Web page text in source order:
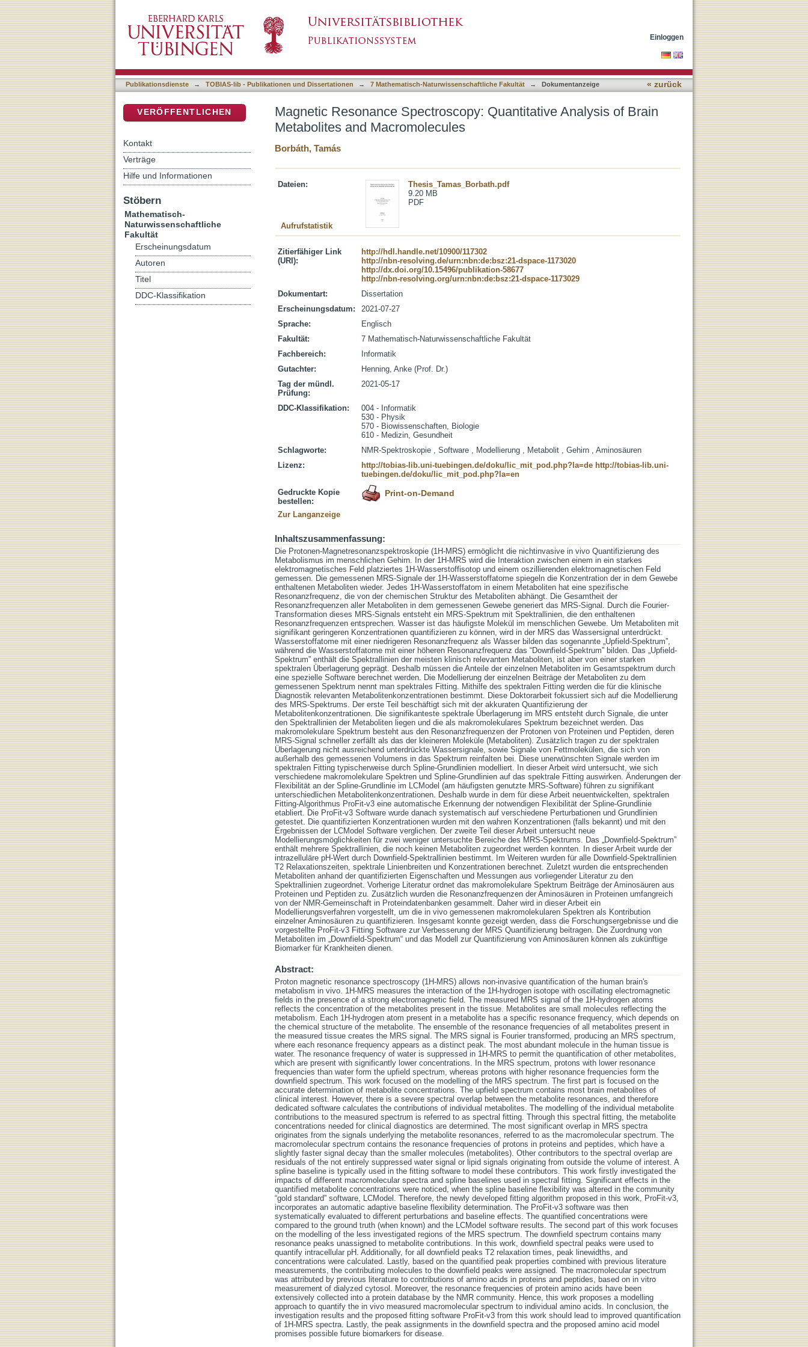
Macromolecules
Einloggen
Publikationsdienste → TOBIAS-lib - Publikationen und Dissertationen → 7 Mathematisch-Naturwissenschaftliche Fakultät → Dokumentanzeige « zurück
Magnetic Resonance Spectroscopy: Quantitative Analysis of Brain
Metabolites and Macromolecules
Borbáth, Tamás
Dateien:
Thesis_Tamas_Borbath.pdf
9.20 MB
PDF
Aufrufstatistik
Zitierfähiger Link
(URI):
http://hdl.handle.net/10900/117302
http://nbn-resolving.de/urn:nbn:de:bsz:21-dspace-1173020
http://dx.doi.org/10.15496/publikation-58677
http://nbn-resolving.org/urn:nbn:de:bsz:21-dspace-1173029
Dokumentart:
Dissertation
Erscheinungsdatum:
2021-07-27
Sprache:
Englisch
Fakultät:
7 Mathematisch-Naturwissenschaftliche Fakultät
Fachbereich:
Informatik
Gutachter:
Henning, Anke (Prof. Dr.)
Tag der mündl.
Prüfung:
2021-05-17
DDC-Klassifikation:
004 - Informatik
530 - Physik
570 - Biowissenschaften, Biologie
610 - Medizin, Gesundheit
Schlagworte:
NMR-Spektroskopie , Software , Modellierung , Metabolit , Gehirn , Aminosäuren
Lizenz:
http://tobias-lib.uni-tuebingen.de/doku/lic_mit_pod.php?la=de http://tobias-lib.uni-
tuebingen.de/doku/lic_mit_pod.php?la=en
Gedruckte Kopie
bestellen:
Print-on-Demand
Zur Langanzeige
Inhaltszusammenfassung:
Die Protonen-Magnetresonanzspektroskopie (1H-MRS) ermöglicht die nichtinvasive in vivo Quantifizierung des
Metabolismus im menschlichen Gehirn. In der 1H-MRS wird die Interaktion zwischen einem in ein starkes
elektromagnetisches Feld platziertes 1H-Wasserstoffisotop und einem oszillierenden elektromagnetischen Feld
gemessen. Die gemessenen MRS-Signale der 1H-Wasserstoffatome spiegeln die Konzentration der in dem Gewebe
enthaltenen Metaboliten wieder. Jedes 1H-Wasserstoffatom in einem Metaboliten hat eine spezifische
Resonanzfrequenz, die von der chemischen Struktur des Metaboliten abhängt. Die Gesamtheit der
Resonanzfrequenzen aller Metaboliten in dem gemessenen Gewebe generiert das MRS-Signal. Durch die Fourier-
Transformation dieses MRS-Signals entsteht ein MRS-Spektrum mit Spektrallinien, die den enthaltenen
Resonanzfrequenzen entsprechen. Wasser ist das häufigste Molekül im menschlichen Gewebe. Um Metaboliten mit
signifikant geringeren Konzentrationen quantifizieren zu können, wird in der MRS das Wassersignal unterdrückt.
Wasserstoffatome mit einer niedrigeren Resonanzfrequenz als Wasser bilden das sogenannte „Upfield-Spektrum”,
während die Wasserstoffatome mit einer höheren Resonanzfrequenz das “Downfield-Spektrum” bilden. Das „Upfield-
Spektrum” enthält die Spektrallinien der meisten klinisch relevanten Metaboliten, ist aber von einer starken
spektralen Überlagerung geprägt. Deshalb müssen die Anteile der einzelnen Metaboliten im Gesamtspektrum durch
eine spezielle Software berechnet werden. Die Modellierung der einzelnen Beiträge der Metaboliten zu dem
gemessenen Spektrum nennt man spektrales Fitting. Mithilfe des spektralen Fitting werden die für die klinische
Diagnostik relevanten Metabolitenkonzentrationen bestimmt. Diese Doktorarbeit fokussiert sich auf die Modellierung
des MRS-Spektrums. Der erste Teil beschäftigt sich mit der akkuraten Quantifizierung der
Metabolitenkonzentrationen. Die signifikanteste spektrale Überlagerung im MRS entsteht durch Signale, die unter
den Spektrallinien der Metaboliten liegen und die als makromolekulares Spektrum bezeichnet werden. Das
makromolekulare Spektrum besteht aus den Resonanzfrequenzen der Protonen von Proteinen und Peptiden, deren
MRS-Signal schneller zerfällt als das der kleineren Moleküle (Metaboliten). Zusätzlich tragen zu der spektralen
Überlagerung nicht ausreichend unterdrückte Wassersignale, sowie Signale von Fettmolekülen, die sich von
außerhalb des gemessenen Volumens in das Spektrum reinfalten bei. Diese unerwünschten Signale werden im
spektralen Fitting typischerweise durch Spline-Grundlinien modelliert. In dieser Arbeit wird untersucht, wie sich
verschiedene makromolekulare Spektren und Spline-Grundlinien auf das spektrale Fitting auswirken. Änderungen der
Flexibilität an der Spline-Grundlinie im LCModel (am häufigsten genutzte MRS-Software) führen zu signifikant
unterschiedlichen Metabolitenkonzentrationen. Deshalb wurde in dem für diese Arbeit neuentwickelten, spektralen
Fitting-Algorithmus ProFit-v3 eine automatische Erkennung der notwendigen Flexibilität der Spline-Grundlinie
etabliert. Die ProFit-v3 Software wurde danach systematisch auf verschiedene Perturbationen und Grundlinien
getestet. Die quantifizierten Konzentrationen wurden mit den wahren Konzentrationen (falls bekannt) und mit den
Ergebnissen der LCModel Software verglichen. Der zweite Teil dieser Arbeit untersucht neue
Modellierungsmöglichkeiten für zwei weniger untersuchte Bereiche des MRS-Spektrums. Das „Downfield-Spektrum”
enthält mehrere Spektrallinien, die noch keinen Metaboliten zugeordnet werden konnten. In dieser Arbeit wurde der
intrazelluläre pH-Wert durch Downfield-Spektrallinien bestimmt. Im Weiteren wurden für alle Downfield-Spektrallinien
T2 Relaxationszeiten, spektrale Linienbreiten und Konzentrationen berechnet. Zuletzt wurden die entsprechenden
Metaboliten anhand der quantifizierten Eigenschaften und Messungen aus vorliegender Literatur zu den
Spektrallinien zugeordnet. Vorherige Literatur ordnet das makromolekulare Spektrum Beiträge der Aminosäuren aus
Proteinen und Peptiden zu. Zusätzlich wurden die Resonanzfrequenzen der Aminosäuren in Proteinen umfangreich
von der NMR-Gemeinschaft in Proteindatenbanken gesammelt. Daher wird in dieser Arbeit ein
Modellierungsverfahren vorgestellt, um die in vivo gemessenen makromolekularen Spektren als Kontribution
einzelner Aminosäuren zu quantifizieren. Insgesamt konnte gezeigt werden, dass die Forschungsergebnisse und die
vorgestellte ProFit-v3 Fitting Software zur Verbesserung der MRS Quantifizierung beitragen. Die Zuordnung von
Metaboliten im „Downfield-Spektrum“ und das Modell zur Quantifizierung von Aminosäuren können als zukünftige
Biomarker für Krankheiten dienen.
Abstract:
Proton magnetic resonance spectroscopy (1H-MRS) allows non-invasive quantification of the human brain's
metabolism in vivo. 1H-MRS measures the interaction of the 1H-hydrogen isotope with oscillating electromagnetic
fields in the presence of a strong electromagnetic field. The measured MRS signal of the 1H-hydrogen atoms
reflects the concentration of the metabolites present in the tissue. Metabolites are small molecules reflecting the
metabolism. Each 1H-hydrogen atom present in a metabolite has a specific resonance frequency, which depends on
the chemical structure of the metabolite. The ensemble of the resonance frequencies of all metabolites present in
the measured tissue creates the MRS signal. The MRS signal is Fourier transformed, producing an MRS spectrum,
where each resonance frequency appears as a distinct peak. The most abundant molecule in the human tissue is
water. The resonance frequency of water is suppressed in 1H-MRS to permit the quantification of other metabolites,
which are present with significantly lower concentrations. In the MRS spectrum, protons with lower resonance
frequencies than water form the upfield spectrum, whereas protons with higher resonance frequencies form the
downfield spectrum. This work focused on the modelling of the MRS spectrum. The first part is focused on the
accurate determination of metabolite concentrations. The upfield spectrum contains most brain metabolites of
clinical interest. However, there is a severe spectral overlap between the metabolite resonances, and therefore
dedicated software calculates the contributions of individual metabolites. The modelling of the individual metabolite
contributions to the measured spectrum is referred to as spectral fitting. Through this spectral fitting, the metabolite
concentrations needed for clinical diagnostics are determined. The most significant overlap in MRS spectra
originates from the signals underlying the metabolite resonances, referred to as the macromolecular spectrum. The
macromolecular spectrum contains the resonance frequencies of protons in proteins and peptides, which have a
slightly faster signal decay than the smaller molecules (metabolites). Other contributors to the spectral overlap are
residuals of the not entirely suppressed water signal or lipid signals originating from outside the volume of interest. A
spline baseline is typically used in the fitting software to model these contributors. This work firstly investigated the
impacts of different macromolecular spectra and spline baselines used in spectral fitting. Significant effects in the
quantified metabolite concentrations were noticed, when the spline baseline flexibility was altered in the community
“gold standard” software, LCModel. Therefore, the newly developed fitting algorithm proposed in this work, ProFit-v3,
incorporates an automatic adaptive baseline flexibility determination. The ProFit-v3 software was then
systematically evaluated to different perturbations and baseline effects. The quantified concentrations were
compared to the ground truth (when known) and the LCModel software results. The second part of this work focuses
on the modelling of the less investigated regions of the MRS spectrum. The downfield spectrum contains many
resonance peaks unassigned to metabolite contributions. In this work, downfield spectral peaks were used to
quantify intracellular pH. Additionally, for all downfield peaks T2 relaxation times, peak linewidths, and
concentrations were calculated. Lastly, based on the quantified peak properties combined with previous literature
measurements, the contributing molecules to the downfield peaks were assigned. The macromolecular spectrum
was attributed by previous literature to contributions of amino acids in proteins and peptides, based on in vitro
measurement of dialyzed cytosol. Moreover, the resonance frequencies of protein amino acids have been
extensively collected into a protein database by the NMR community. Hence, this work proposes a modelling
approach to quantify the in vivo measured macromolecular spectrum to individual amino acids. In conclusion, the
investigation results and the proposed fitting software ProFit-v3 from this work should lead to improved quantification
of 1H-MRS spectra. Lastly, the peak assignments in the downfield spectra and the proposed amino acid model
promises possible future biomarkers for disease.
VERÖFFENTLICHEN
Kontakt
Verträge
Hilfe und Informationen
Stöbern
Mathematisch-
Naturwissenschaftliche
Fakultät
Erscheinungsdatum
Autoren
Titel
DDC-Klassifikation